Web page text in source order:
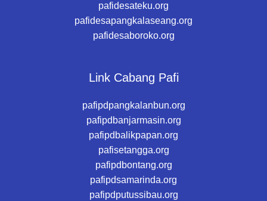
pafidesateku.org
pafidesapangkalaseang.org
pafidesaboroko.org
Link Cabang Pafi
pafipdpangkalanbun.org
pafipdbanjarmasin.org
pafipdbalikpapan.org
pafisetangga.org
pafipdbontang.org
pafipdsamarinda.org
pafipdputussibau.org